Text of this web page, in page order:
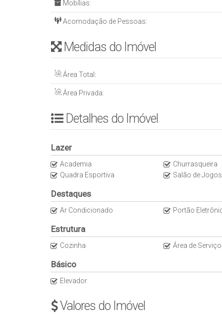
* Boate
* ⁠Sauna
* Academia
* ⁠Sala de Jogos
* ⁠Espaço Gourmet
* ⁠Piscina com Raia
* ⁠Piscina Adulto e Infantil
* Área privativa: 163,00
* ⁠Condomínio: R$ 1.200,00 aprox.
* ⁠IPTU: R$ 3.400,00 aprox.
* ⁠Data de abertura: 07/2016
* ⁠Formas de visita: Avisar com antecedência,
Mobílias:
Acomodação de Pessoas:
Medidas do Imóvel
Área Total:
Área Privada:
Detalhes do Imóvel
Lazer
Academia Churrasqueira
Quadra Esportiva
Salão de Jogos
Destaques
Ar Condicionado Portão
Estrutura
Cozinha Área de Serviço
Básico
Elevador
Valores do Imóvel